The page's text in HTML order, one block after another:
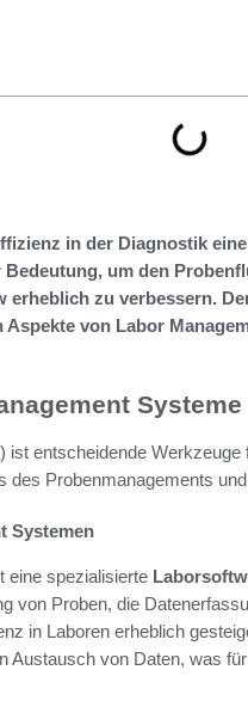
in der Diagnostik
um den
erheblich zu verbessern.
von Labor
Systeme
ist entscheidende
des Probenmanagements
Systemen
eine spezialisierte
von Proben, die
in Laboren erheblich
Austausch von Daten, was